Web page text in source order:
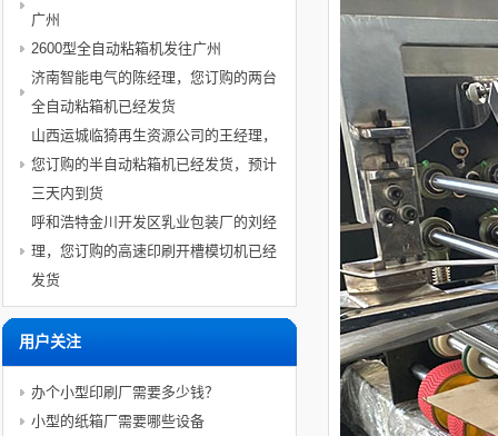
广州
2600型全自动粘箱机发往广州
济南智能电气的陈经理，您订购的两台
全自动粘箱机已经发货
山西运城临猗再生资源公司的王经理，
您订购的半自动粘箱机已经发货，预计
三天内到货
呼和浩特金川开发区乳业包装厂的刘经
理，您订购的高速印刷开槽模切机已经
发货
用户关注
办个小型印刷厂需要多少钱？
小型的纸箱厂需要哪些设备